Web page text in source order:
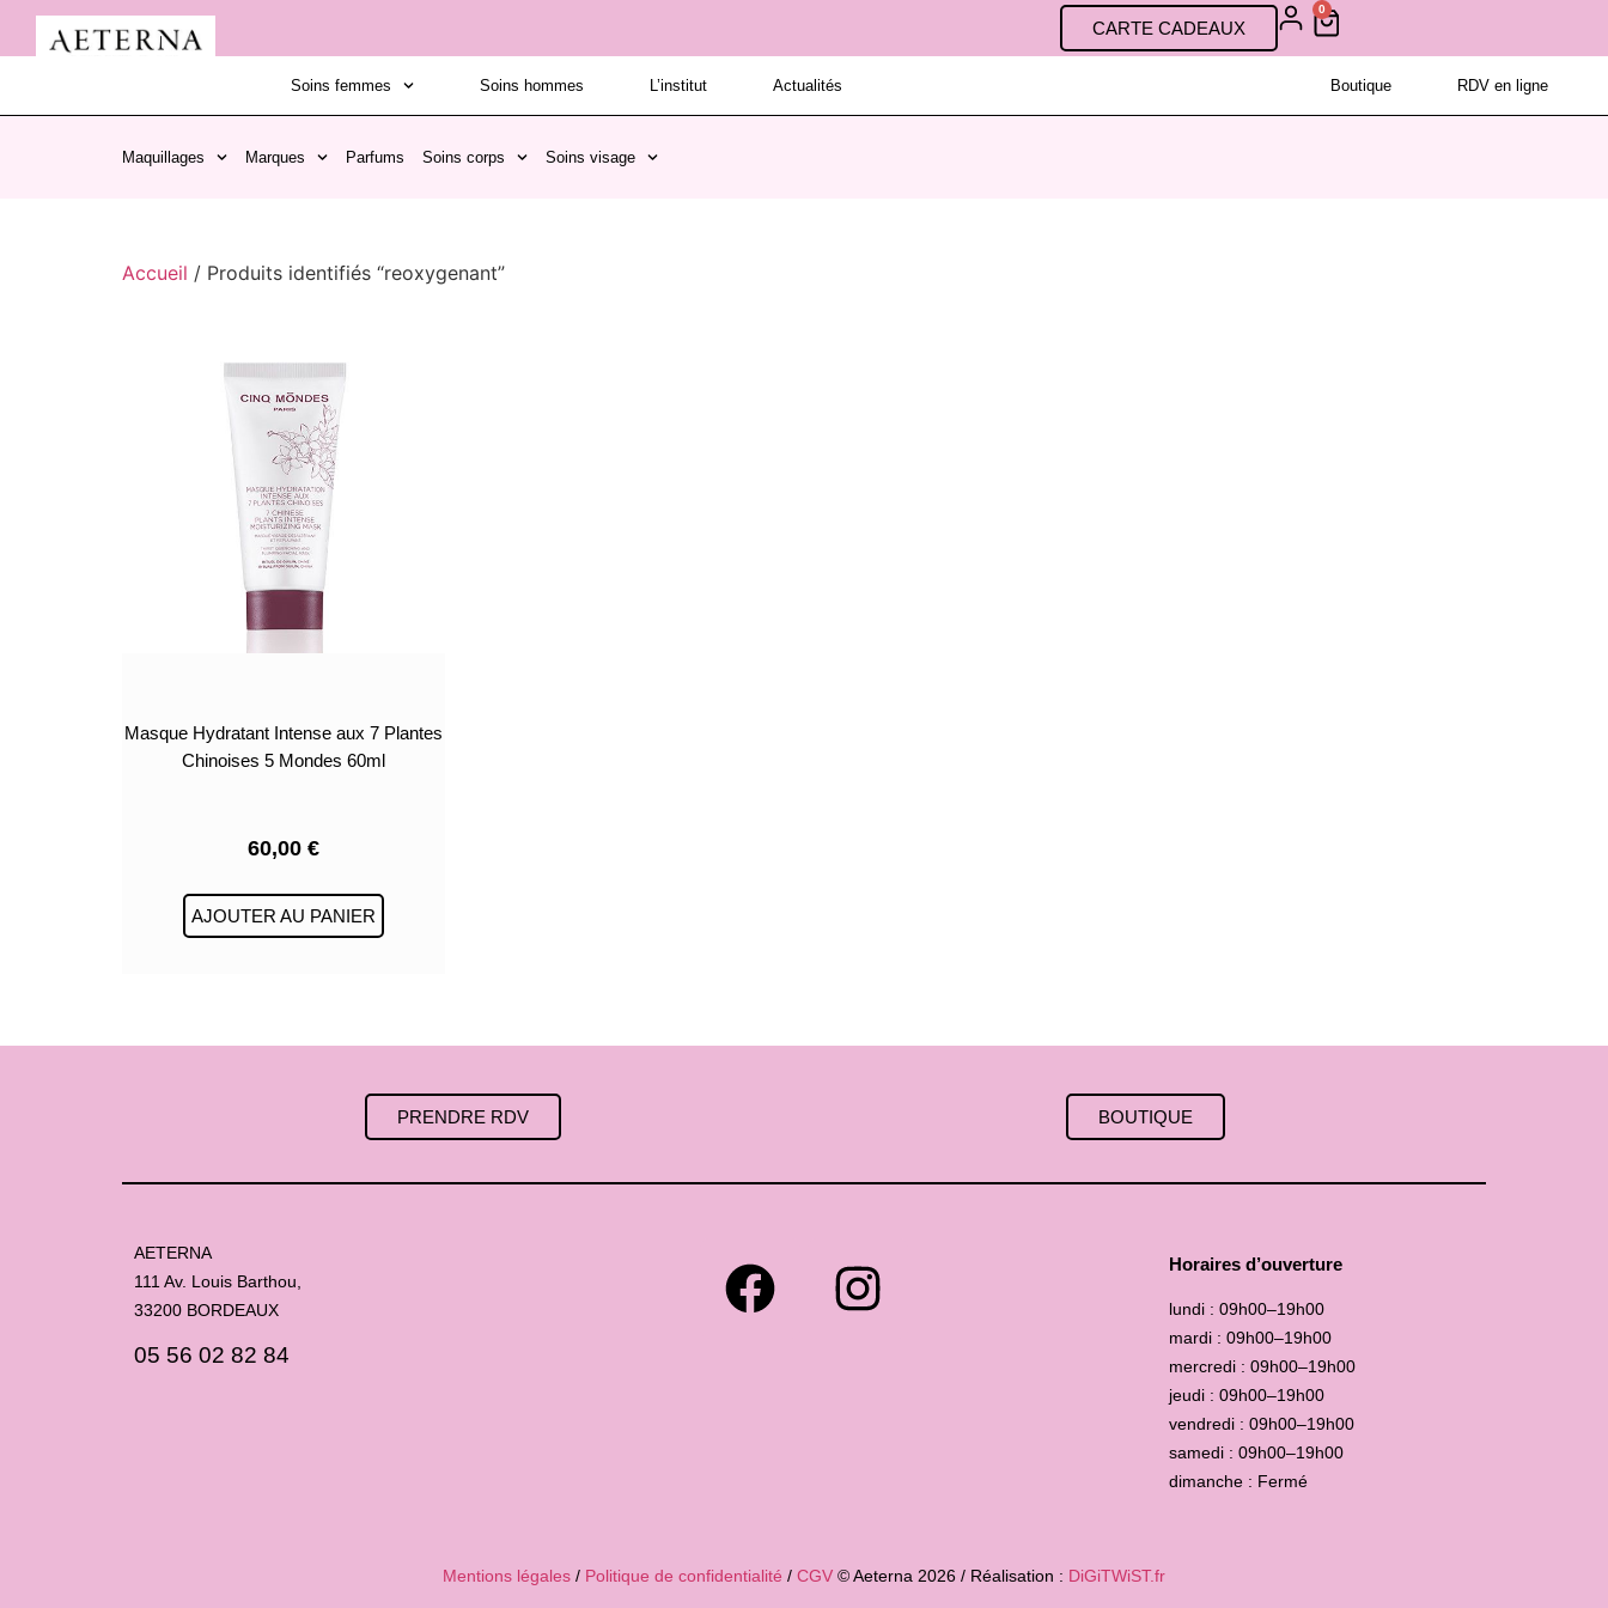
CARTE CADEAUX
0
Soins femmes Soins hommes L’institut Actualités Boutique RDV en ligne
Maquillages Marques Parfums Soins corps Soins visage
Accueil / Produits identifiés “reoxygenant”
Masque Hydratant Intense aux 7 Plantes
Chinoises 5 Mondes 60ml
60,00 €
AJOUTER AU PANIER
PRENDRE RDV BOUTIQUE
AETERNA
111 Av. Louis Barthou,
33200 BORDEAUX
05 56 02 82 84
Horaires d’ouverture
lundi : 09h00–19h00
mardi : 09h00–19h00
mercredi : 09h00–19h00
jeudi : 09h00–19h00
vendredi : 09h00–19h00
samedi : 09h00–19h00
dimanche : Fermé
Mentions légales / Politique de confidentialité / CGV © Aeterna 2026 / Réalisation : DiGiTWiST.fr